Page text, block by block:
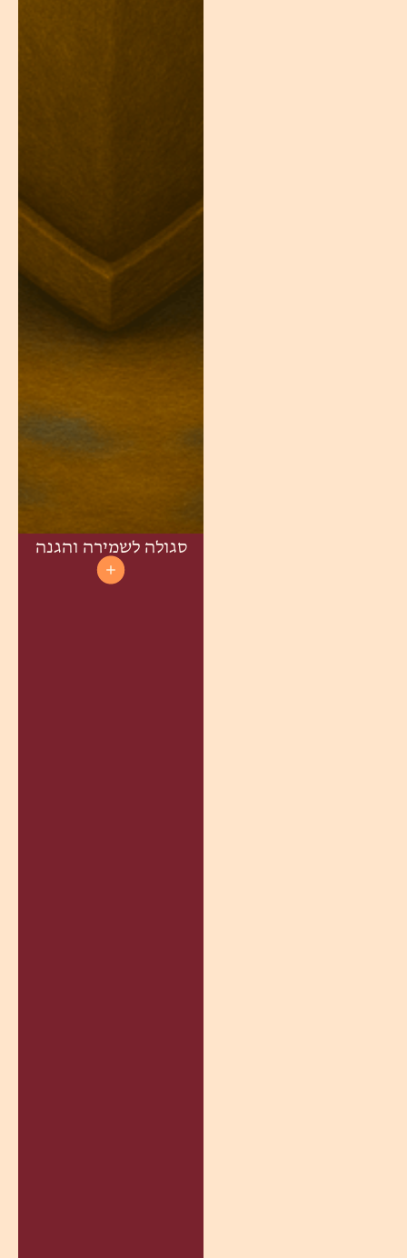
סגולה לשמירה והגנה